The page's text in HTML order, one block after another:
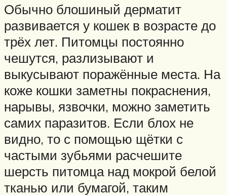
Обычно блошиный дерматит
развивается у кошек в возрасте до
трёх лет. Питомцы постоянно
чешутся, разлизывают и
выкусывают поражённые места. На
коже кошки заметны покраснения,
нарывы, язвочки, можно заметить
самих паразитов. Если блох не
видно, то с помощью щётки с
частыми зубьями расчешите
шерсть питомца над мокрой белой
тканью или бумагой, таким